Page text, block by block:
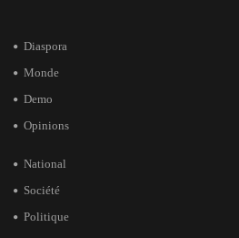
Diaspora
Monde
Demo
Opinions
National
Société
Politique